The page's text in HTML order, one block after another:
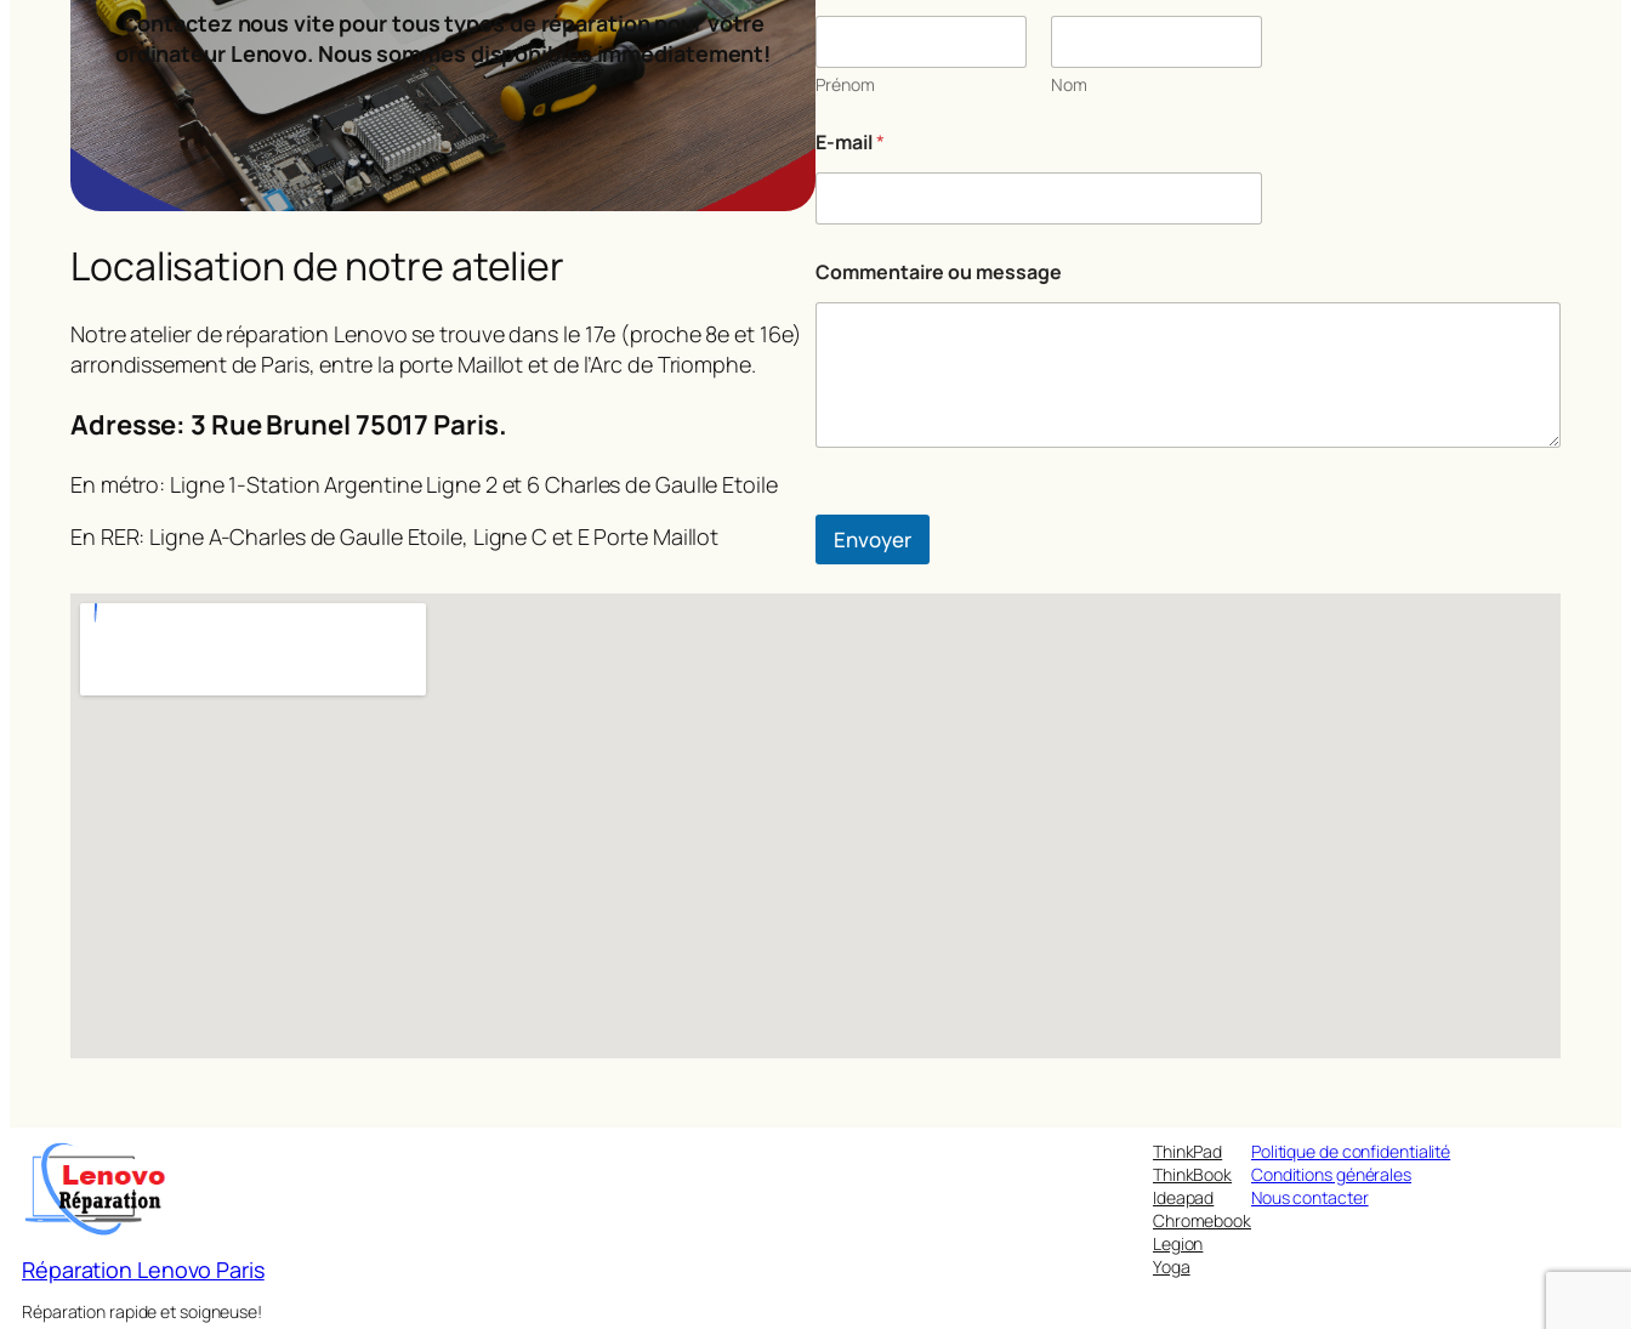
Contactez nous vite pour tous types de réparation pour votre
ordinateur Lenovo. Nous sommes disponibles immédiatement!
Localisation de notre atelier
Notre atelier de réparation Lenovo se trouve dans le 17e (proche 8e et 16e)
arrondissement de Paris, entre la porte Maillot et de l’Arc de Triomphe.
Adresse: 3 Rue Brunel 75017 Paris.
En métro: Ligne 1-Station Argentine Ligne 2 et 6 Charles de Gaulle Etoile
En RER: Ligne A-Charles de Gaulle Etoile, Ligne C et E Porte Maillot
Prénom Nom
o
m
e
t
a
i
E-mail*
Commentaire ou message
Envoyer
Réparation Lenovo Paris
Réparation rapide et soigneuse!
ThinkPad
ThinkBook
Ideapad
Chromebook
Legion
Yoga
Politique de confidentialité
Conditions générales
Nous contacter